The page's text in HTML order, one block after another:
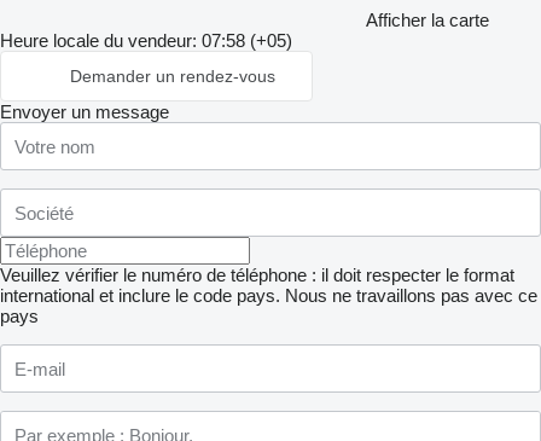
Afficher la carte
Heure locale du vendeur: 07:58 (+05)
Demander un rendez-vous
Envoyer un message
Veuillez vérifier le numéro de téléphone : il doit respecter le format
international et inclure le code pays. Nous ne travaillons pas avec ce
pays